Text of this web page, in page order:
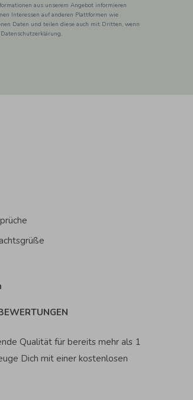
aus unserem Angebot informieren
Interessen auf anderen Plattformen wie
Daten und teilen diese auch mit Dritten, wenn
Qualität für bereits mehr als 1
Dich mit einer kostenlosen